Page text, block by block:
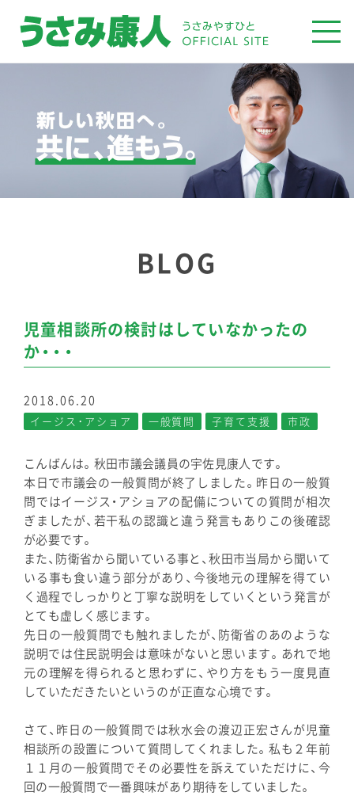
BLOG
児童相談所の検討はしていなかったの
か・・・
2018.06.20
イージス・アショア 一般質問 子育て支援 市政
こんばんは。秋田市議会議員の宇佐見康人です。
本日で市議会の一般質問が終了しました。昨日の一般質
問ではイージス・アショアの配備についての質問が相次
ぎましたが、若干私の認識と違う発言もありこの後確認
が必要です。
また、防衛省から聞いている事と、秋田市当局から聞いて
いる事も食い違う部分があり、今後地元の理解を得てい
く過程でしっかりと丁寧な説明をしていくという発言が
とても虚しく感じます。
先日の一般質問でも触れましたが、防衛省のあのような
説明では住民説明会は意味がないと思います。あれで地
元の理解を得られると思わずに、やり方をもう一度見直
していただきたいというのが正直な心境です。
さて、昨日の一般質問では秋水会の渡辺正宏さんが児童
相談所の設置について質問してくれました。私も２年前
１１月の一般質問でその必要性を訴えていただけに、今
回の一般質問で一番興味があり期待をしていました。